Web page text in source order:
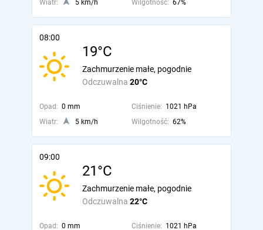
Wiatr: 5 km/h Wilgotność: 67%
08:00
19°C
Odczuwalna 20°C
Zachmurzenie małe, pogodnie
Opad: 0 mm Ciśnienie: 1021 hPa
Wiatr:
5 km/h Wilgotność: 62%
09:00
21°C
Odczuwalna 22°C
Zachmurzenie małe, pogodnie
Opad: 0 mm Ciśnienie: 1021 hPa